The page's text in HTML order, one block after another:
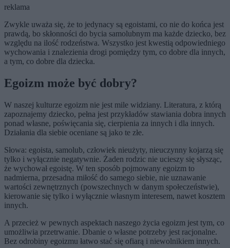
reklama
Zwykle uważa się, że to jedynacy są egoistami, co nie do końca jest
prawdą, bo skłonności do bycia samolubnym ma każde dziecko, bez
względu na ilość rodzeństwa. Wszystko jest kwestią odpowiedniego
wychowania i znalezienia drogi pomiędzy tym, co dobre dla innych,
a tym, co dobre dla dziecka.
Egoizm może być dobry?
W naszej kulturze egoizm nie jest mile widziany. Literatura, z którą
zapoznajemy dziecko, pełna jest przykładów stawiania dobra innych
ponad własne, poświęcania się, cierpienia za innych i dla innych.
Działania dla siebie oceniane są jako te złe.
Słowa: egoista, samolub, człowiek nieużyty, nieuczynny kojarzą się
tylko i wyłącznie negatywnie. Żaden rodzic nie ucieszy się słysząc,
że wychował egoistę. W ten sposób pojmowany egoizm to
nadmierna, przesadna miłość do samego siebie, nie uznawanie
wartości zewnętrznych (powszechnych w danym społeczeństwie),
kierowanie się tylko i wyłącznie własnym interesem, nawet kosztem
innych.
A przecież w pewnych aspektach naszego życia egoizm jest tym, co
umożliwia przetrwanie. Dbanie o własne potrzeby jest racjonalne.
Bez odrobiny egoizmu łatwo stać się ofiarą i niewolnikiem innych.